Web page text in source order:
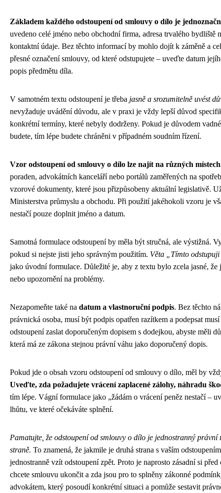
Základem každého odstoupení od smlouvy o dílo je
uvedeno celé jméno nebo obchodní firma, adresa trvalého
kontaktní údaje. Bez těchto informací by mohlo dojít k záměně a
přesné označení smlouvy, od které odstupujete – uveďte datum
popis předmětu díla.
V samotném textu odstoupení je třeba jasně a srozumitelně uvést
nevyžaduje uvádění důvodu, ale v praxi je vždy lepší důvod
konkrétní termíny, které nebyly dodrženy. Pokud je důvodem
budete, tím lépe budete chráněni v případném soudním řízení.
Vzor odstoupení od smlouvy o dílo lze najít na různých
poraden, advokátních kanceláří nebo portálů zaměřených na
vzorové dokumenty, které jsou přizpůsobeny aktuální legislativě.
Ministerstva průmyslu a obchodu. Při použití jakéhokoli vzoru je
nestačí pouze doplnit jméno a datum.
Samotná formulace odstoupení by měla být stručná, ale výstižná.
pokud si nejste jisti jeho správným použitím. Věta „Tímto
jako úvodní formulace. Důležité je, aby z textu bylo zcela jasné,
nebo upozornění na problémy.
Nezapomeňte také na datum a vlastnoruční podpis. Bez těchto
právnická osoba, musí být podpis opatřen razítkem a podepsat
odstoupení zaslat doporučeným dopisem s dodejkou, abyste měli
která má ze zákona stejnou právní váhu jako doporučený dopis.
Pokud jde o obsah vzoru odstoupení od smlouvy o dílo, měl by
Uveďte, zda požadujete vrácení zaplacené zálohy, náhradu
tím lépe. Vágní formulace jako „žádám o vrácení peněz nestačí –
lhůtu, ve které očekáváte splnění.
Pamatujte, že odstoupení od smlouvy o dílo je jednostranný
straně. To znamená, že jakmile je druhá strana s vaším
jednostranně vzít odstoupení zpět. Proto je naprosto zásadní si
chcete smlouvu ukončit a zda jsou pro to splněny zákonné
advokátem, který posoudí konkrétní situaci a pomůže sestavit